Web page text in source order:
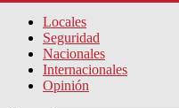
Locales
Seguridad
Nacionales
Internacionales
Opinión